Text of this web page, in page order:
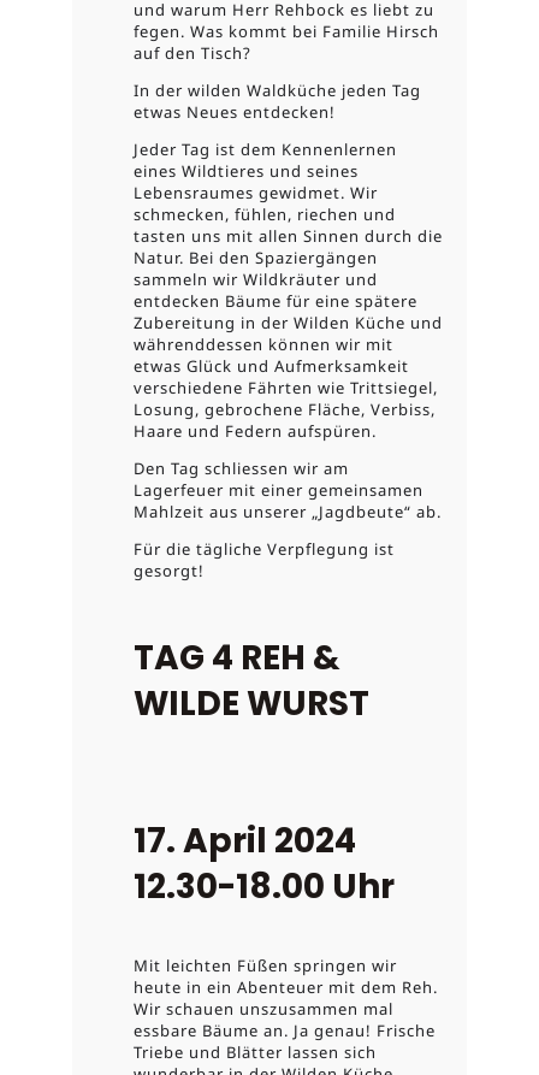
und warum Herr Rehbock es liebt zu
fegen. Was kommt bei Familie Hirsch
auf den Tisch?
In der wilden Waldküche jeden Tag
etwas Neues entdecken!
Jeder Tag ist dem Kennenlernen
eines Wildtieres und seines
Lebensraumes gewidmet. Wir
schmecken, fühlen, riechen und
tasten uns mit allen Sinnen durch die
Natur. Bei den Spaziergängen
sammeln wir Wildkräuter und
entdecken Bäume für eine spätere
Zubereitung in der Wilden Küche und
währenddessen können wir mit
etwas Glück und Aufmerksamkeit
verschiedene Fährten wie Trittsiegel,
Losung, gebrochene Fläche, Verbiss,
Haare und Federn aufspüren.
Den Tag schliessen wir am
Lagerfeuer mit einer gemeinsamen
Mahlzeit aus unserer „Jagdbeute“ ab.
Für die tägliche Verpflegung ist
gesorgt!
TAG 4 REH &
WILDE WURST
17. April 2024
12.30-18.00 Uhr
Mit leichten Füßen springen wir
heute in ein Abenteuer mit dem Reh.
Wir schauen unszusammen mal
essbare Bäume an. Ja genau! Frische
Triebe und Blätter lassen sich